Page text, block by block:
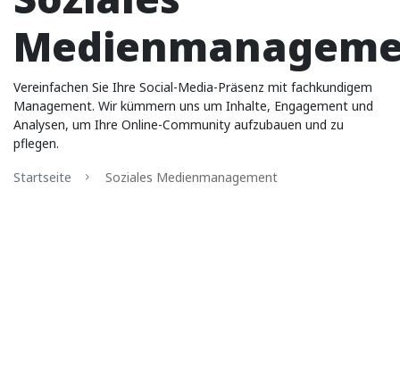
Vereinfachen Sie Ihre Social-Media-Präsenz mit fachkundigem
Management. Wir kümmern uns um Inhalte, Engagement und
Analysen, um Ihre Online-Community aufzubauen und zu
pflegen.
Startseite
Soziales Medienmanagement